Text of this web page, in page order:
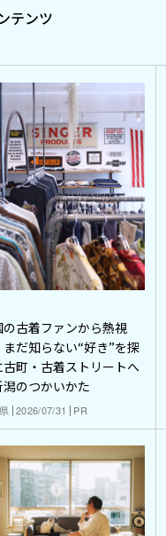
テンツ
の古着ファンから熱視
まだ知らない“好き”を探
古町・古着ストリートへ
潟のつかいかた
2026/07/31 PR